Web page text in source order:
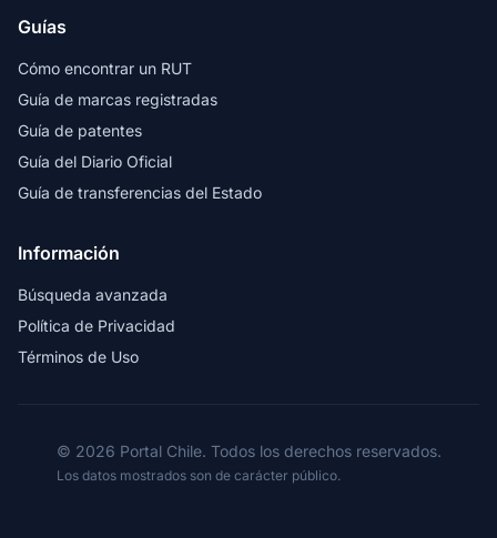
Guías
Cómo encontrar un RUT
Guía de marcas registradas
Guía de patentes
Guía del Diario Oficial
Guía de transferencias del Estado
Información
Búsqueda avanzada
Política de Privacidad
Términos de Uso
© 2026 Portal Chile. Todos los derechos reservados.
Los datos mostrados son de carácter público.